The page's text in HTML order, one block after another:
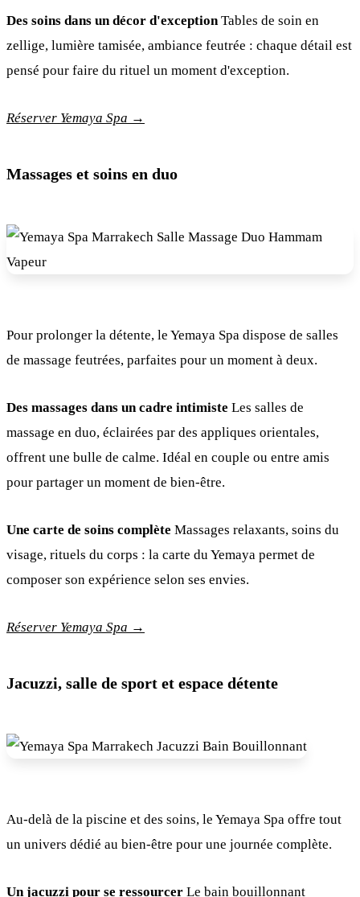
Des soins dans un décor d'exceptionTables de soin en
zellige, lumière tamisée, ambiance feutrée : chaque détail est
pensé pour faire du rituel un moment d'exception.
Réserver Yemaya Spa →
Massages et soins en duo
Pour prolonger la détente, le Yemaya Spa dispose de salles
de massage feutrées, parfaites pour un moment à deux.
Des massages dans un cadre intimiste Les salles de
massage en duo, éclairées par des appliques orientales,
offrent une bulle de calme. Idéal en couple ou entre amis
pour partager un moment de bien-être.
Une carte de soins complète Massages relaxants, soins du
visage, rituels du corps : la carte du Yemaya permet de
composer son expérience selon ses envies.
Réserver Yemaya Spa →
Jacuzzi, salle de sport et espace détente
Au-delà de la piscine et des soins, le Yemaya Spa offre tout
un univers dédié au bien-être pour une journée complète.
Un jacuzzi pour se ressourcer Le bain bouillonnant